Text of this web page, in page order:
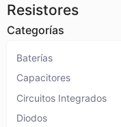
Resistores
Categorías
Baterías
Capacitores
Circuitos Integrados
Diodos